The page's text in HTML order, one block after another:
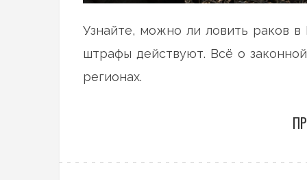
Узнайте, можно ли ловить раков в
штрафы действуют. Всё о
регионах.